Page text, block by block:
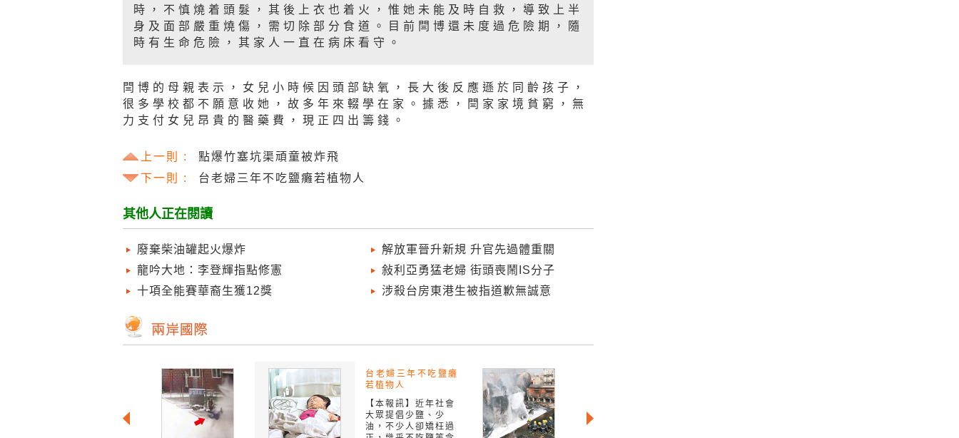
時，不慎燒着頭髮，其後上衣也着火，惟她未能及時自救，導致上半
身及面部嚴重燒傷，需切除部分食道。目前閆博還未度過危險期，隨
時有生命危險，其家人一直在病床看守。
閆博的母親表示，女兒小時候因頭部缺氧，長大後反應遜於同齡孩子，
很多學校都不願意收她，故多年來輟學在家。據悉，閆家家境貧窮，無
力支付女兒昂貴的醫藥費，現正四出籌錢。
上一則 :
點爆竹塞坑渠頑童被炸飛
下一則 :
台老婦三年不吃鹽癱若植物人
其他人正在閱讀
廢棄柴油罐起火爆炸
龍吟大地：李登輝指點修憲
十項全能賽華裔生獲12獎
解放軍晉升新規 升官先過體重關
敍利亞勇猛老婦 街頭喪鬧IS分子
涉殺台房東港生被指道歉無誠意
台老婦三年不吃鹽癱
若植物人
【本報訊】近年社會
大眾提倡少鹽、少
油，不少人卻矯枉過